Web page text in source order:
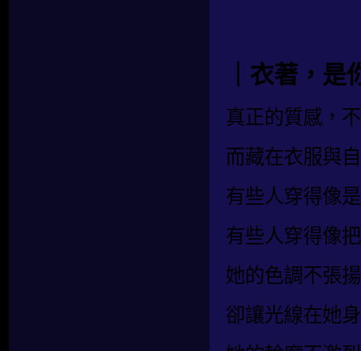
｜衣著，
真正的質感，
而藏在衣服與
有些人穿得像
有些人穿得像
她的色調不張
卻讓光線在她